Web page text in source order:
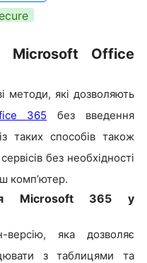
Microsoft Office
методи, які дозволяють
365 без введення
таких способів також
без необхідності
комп’ютер.
Microsoft 365 у
яка дозволяє
з таблицями та